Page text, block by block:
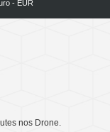
- EUR
nos Drone.